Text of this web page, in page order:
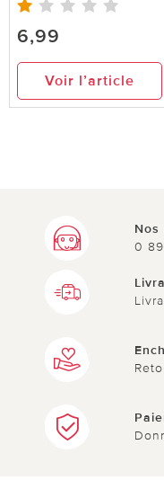
6,99
Voir l’article
0